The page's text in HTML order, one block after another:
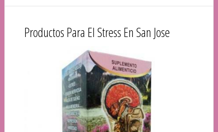
Productos Para El Stress En San Jose